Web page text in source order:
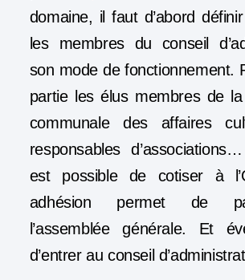
domaine, il faut d’abord
les membres du conseil
son mode de fonctionnement.
partie les élus membres de
communale des affaires
responsables
est possible de cotiser à
adhésion permet de
l’assemblée générale. Et
d’entrer au conseil